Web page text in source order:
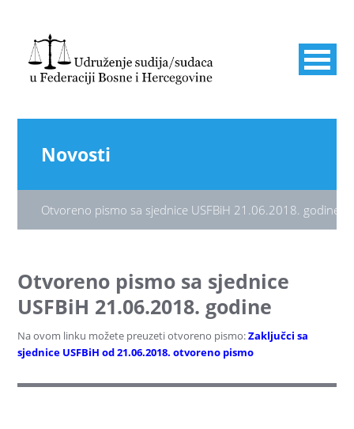
Novosti
Otvoreno pismo sa sjednice USFBiH 21.06.2018. godine
Otvoreno pismo sa sjednice
USFBiH 21.06.2018. godine
Na ovom linku možete preuzeti otvoreno pismo:Zaključci sa
sjednice USFBiH od 21.06.2018. otvoreno pismo